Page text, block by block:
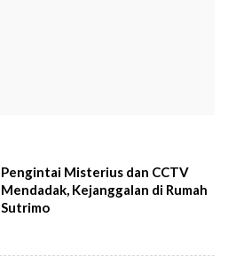
Pengintai Misterius dan CCTV
Mendadak, Kejanggalan di Rumah
Sutrimo